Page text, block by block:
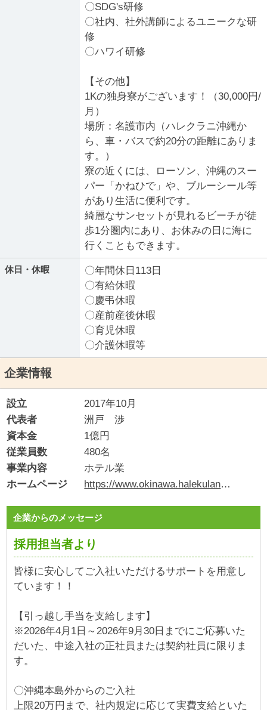
〇SDG's研修
〇社内、社外講師によるユニークな研
修
〇ハワイ研修
【その他】
1Kの独身寮がございます！（30,000円/
月）
場所：名護市内（ハレクラニ沖縄か
ら、車・バスで約20分の距離にありま
す。）
寮の近くには、ローソン、沖縄のスー
パー「かねひで」や、ブルーシール等
があり生活に便利です。
綺麗なサンセットが見れるビーチが徒
歩1分圏内にあり、お休みの日に海に
行くこともできます。
休日・休暇
〇年間休日113日
〇有給休暇
〇慶弔休暇
〇産前産後休暇
〇育児休暇
〇介護休暇等
企業情報
設立
2017年10月
代表者
洲戸 渉
資本金
1億円
従業員数
480名
事業内容
ホテル業
ホームページ
https://www.okinawa.halekulani.com/
企業からのメッセージ
採用担当者より
皆様に安心してご入社いただけるサポートを用意し
ています！！
【引っ越し手当を支給します】
※2026年4月1日～2026年9月30日までにご応募いた
だいた、中途入社の正社員または契約社員に限りま
す。
〇沖縄本島外からのご入社
上限20万円まで、社内規定に応じて実費支給といた